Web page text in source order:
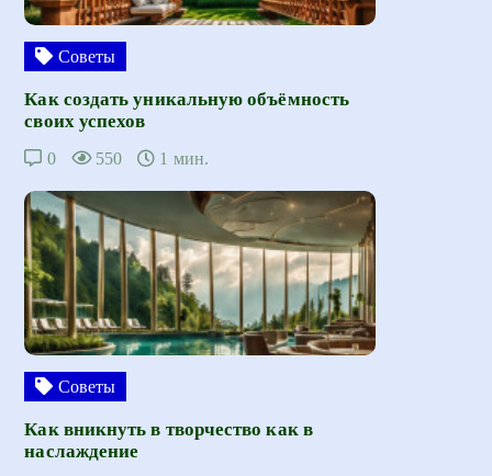
Советы
Как создать уникальную объёмность
своих успехов
0 550 1 мин.
Советы
Как вникнуть в творчество как в
наслаждение